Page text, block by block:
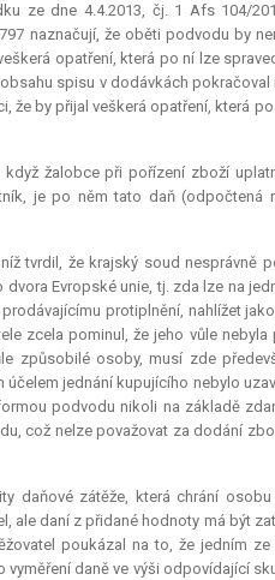
ze dne 4.4.2013, čj. 1 Afs 104/
naznačují, že oběti podvodu by
opatření, která po ní lze
spisu v dodávkách pokračoval
že by přijal veškerá opatření, která
žalobce při pořízení zboží
je po něm tato daň (odpočtená
tvrdil, že krajský soud nesprávně
Evropské unie, tj. zda lze na
protiplnění, nahlížet
zcela pominul, že jeho vůle nebyla
způsobilé osoby, musí zde
jednání kupujícího nebylo
podvodu nikoli na základě
což nelze považovat za dodání
daňové zátěže, která chrání
ale daní z přidané hodnoty má být
poukázal na to, že jedním
daně ve výši odpovídající